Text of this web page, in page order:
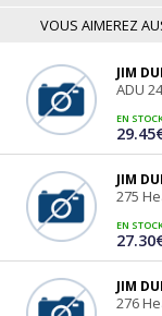
VOUS AIMEREZ
JIM
ADU
EN
JIM
275
EN
JIM
276